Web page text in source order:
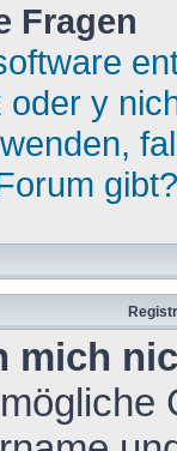
Fragen
y
gibt?
mich